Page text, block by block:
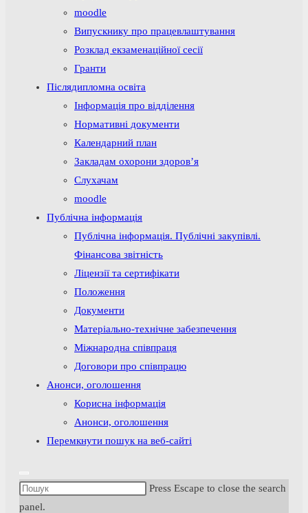
moodle
Випускнику про працевлаштування
Розклад екзаменаційної сесії
Гранти
Післядипломна освіта
Інформація про відділення
Нормативні документи
Календарний план
Закладам охорони здоров’я
Слухачам
moodle
Публічна інформація
Публічна інформація. Публічні закупівлі.
Фінансова звітність
Ліцензії та сертифікати
Положення
Документи
Матеріально-технічне забезпечення
Міжнародна співпраця
Договори про співпрацю
Анонси, оголошення
Корисна інформація
Анонси, оголошення
Перемкнути пошук на веб-сайті
Press Escape to close the search
panel.